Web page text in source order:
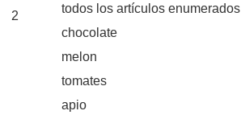
todos los artículos enumerados
chocolate
melon
tomates
apio
2